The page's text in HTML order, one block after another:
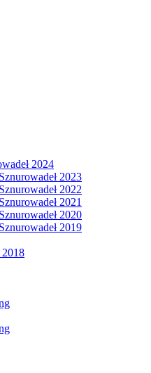
2024
2023
2022
2021
2020
2019